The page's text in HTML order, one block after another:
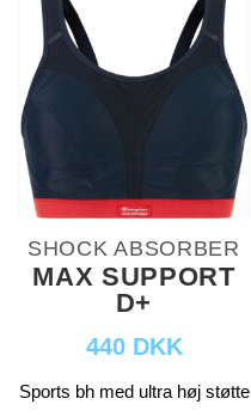
SHOCK ABSORBER
MAX SUPPORT
D+
440 DKK
Sports bh med ultra høj støtte